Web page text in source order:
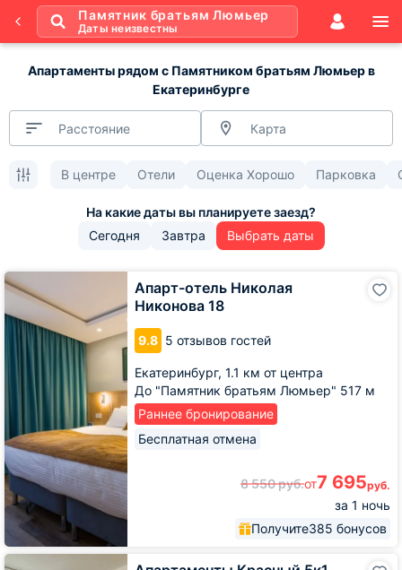
Памятник братьям Люмьер
Даты неизвестны
Апартаменты рядом с Памятником братьям Люмьер в
Екатеринбурге
Расстояние Карта
В центре Отели Оценка Хорошо Парковка
Сегодня Завтра Выбрать даты
Апарт-отель Николая
Никонова 18
9.8 5 отзывов гостей
Екатеринбург, 1.1 км от центра
До "Памятник братьям Люмьер" 517 м
Раннее бронирование
Бесплатная отмена
8 550руб.от7 695руб.
за 1 ночь
Получите385 бонусов
Апарт-
отель
Николая
Никонова
Апартаменты